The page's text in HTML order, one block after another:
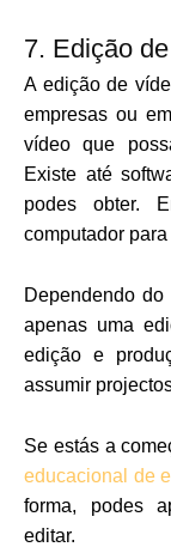
7. Edição
A edição de
empresas ou
vídeo que
Existe até
podes obter.
computador para
Dependendo
apenas uma
edição e
assumir
Se estás a
educacional de
forma, podes
editar.